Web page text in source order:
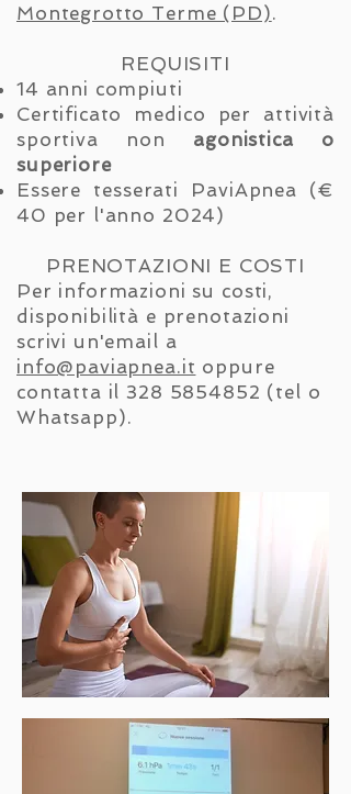
Montegrotto Terme (PD).
REQUISITI
14 anni compiuti
Certificato medico per attività
sportiva non agonistica o
superiore
Essere tesserati PaviApnea (€
40 per l'anno 2024)
PRENOTAZIONI E COSTI
Per informazioni su costi,
disponibilità e prenotazioni
scrivi un'email a
info@paviapnea.it oppure
contatta il328 5854852 (tel o
Whatsapp).